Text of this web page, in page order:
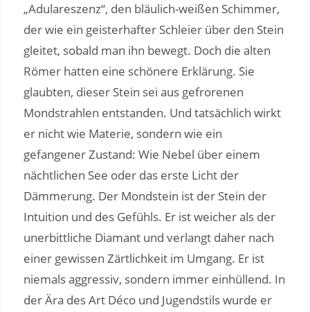
„Adulareszenz“, den bläulich-weißen Schimmer,
der wie ein geisterhafter Schleier über den Stein
gleitet, sobald man ihn bewegt. Doch die alten
Römer hatten eine schönere Erklärung. Sie
glaubten, dieser Stein sei aus gefrorenen
Mondstrahlen entstanden. Und tatsächlich wirkt
er nicht wie Materie, sondern wie ein
gefangener Zustand: Wie Nebel über einem
nächtlichen See oder das erste Licht der
Dämmerung. Der Mondstein ist der Stein der
Intuition und des Gefühls. Er ist weicher als der
unerbittliche Diamant und verlangt daher nach
einer gewissen Zärtlichkeit im Umgang. Er ist
niemals aggressiv, sondern immer einhüllend. In
der Ära des Art Déco und Jugendstils wurde er